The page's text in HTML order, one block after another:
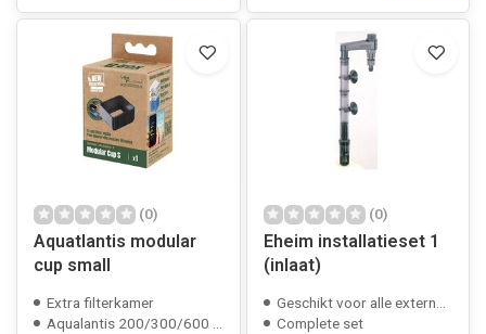
(0)
Aquatlantis modular
cup small
Extra filterkamer
Aqualantis 200/300/600 compatible
(0)
Eheim installatieset 1
(inlaat)
Geschikt voor alle externe filters
Complete set